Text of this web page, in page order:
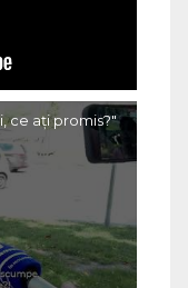
ce ați promis?"